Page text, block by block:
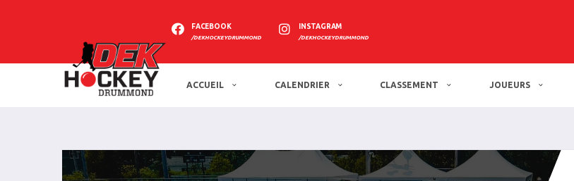
FACEBOOK
/DEKHOCKEYDRUMMOND
INSTAGRAM
/DEKHOCKEYDRUMMOND
ACCUEIL CALENDRIER CLASSEMENT JOUEURS